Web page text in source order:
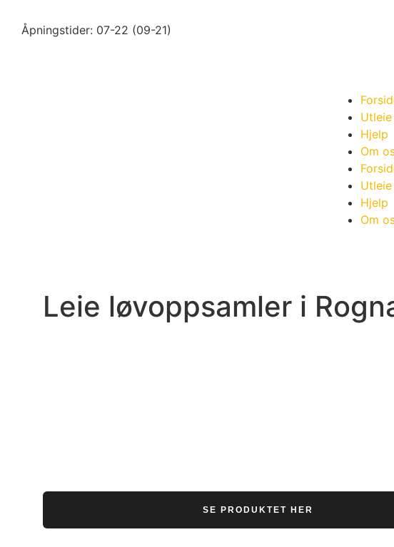
Åpningstider: 07-22 (09-21)
Utleie
Hjelp
Om
Utleie
Hjelp
Om
Leie løvoppsamler i
SE PRODUKTET HER